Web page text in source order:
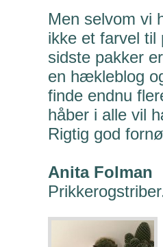
Men selvom vi
ikke et farvel til
sidste pakker
en hækleblog
finde endnu
håber i alle vil
Rigtig god
Anita Folman